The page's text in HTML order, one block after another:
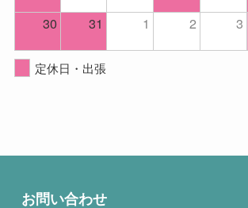
30
31 1 2 3
定休日・出張
お問い合わせ